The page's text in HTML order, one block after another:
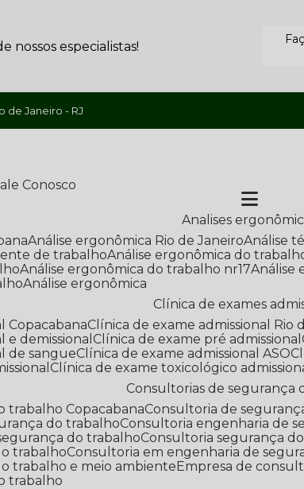
nossos especialistas!
de Janeiro - RJ
Fale Conosco
Analises
Análise ergonômica Rio de Janeiro Análise
de trabalho Análise ergonômica do
Análise ergonômica do trabalho nr17
Análise ergonômica
Clínica de exames
Copacabana
Clínica de exame admissional Rio
e demissional
Clínica de exame pré admissional
de sangue
Clínica de exame admissional ASO
Clínica de exame toxicológico
Consultorias de segurança
trabalho Copacabana
Consultoria de
do trabalho
Consultoria engenharia de
do trabalho
Consultoria segurança
trabalho
Consultoria em engenharia de
trabalho e meio ambiente
Empresa de
trabalho